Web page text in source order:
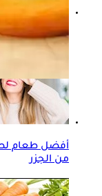
الجزر لا يقوي النظر.. 3 خرافات
من الجزر